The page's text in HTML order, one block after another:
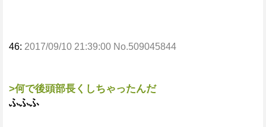
46: 2017/09/10 21:39:00 No.509045844
>何で後頭部長くしちゃったんだ
ふふふ